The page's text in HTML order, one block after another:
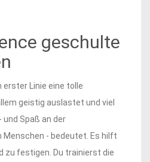
geschulte
erster Linie eine tolle
geistig auslastet und viel
Spaß an der
- bedeutet. Es hilft
zu festigen. Du trainierst die